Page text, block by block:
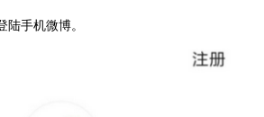
手机微博。